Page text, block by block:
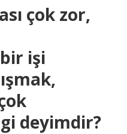
çok zor,
işi
deyimdir?